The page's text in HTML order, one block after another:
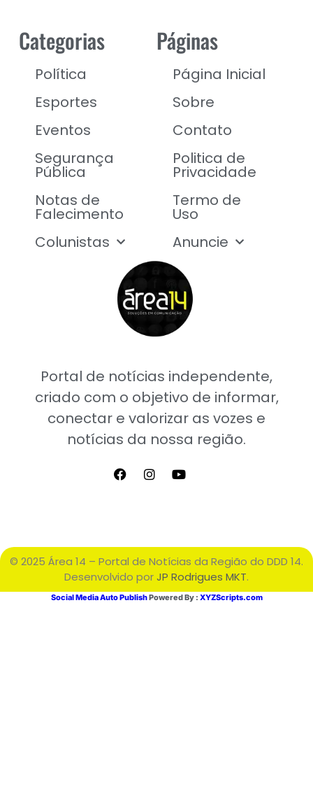
Portal de notícias independente,
criado com o objetivo de informar,
conectar e valorizar as vozes e
notícias da nossa região.
Categorias
Política
Esportes
Eventos
Segurança
Pública
Notas de
Falecimento
Colunistas
Páginas
Página Inicial
Sobre
Contato
Politica de
Privacidade
Termo de
Uso
Anuncie
© 2025 Área 14 – Portal de Notícias da Região do DDD 14.
Desenvolvido porJP Rodrigues MKT.
Social Media Auto PublishPowered By : XYZScripts.com